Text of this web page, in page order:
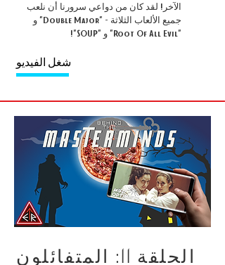
الآخر! لقد كان من دواعي سرورنا أن نلعب
جميع الألعاب الثلاثة - "Double Major" و
"Root Of All Evil" و "SOUP"!
شغل الفيديو
الحلقة 11: المتفائلون